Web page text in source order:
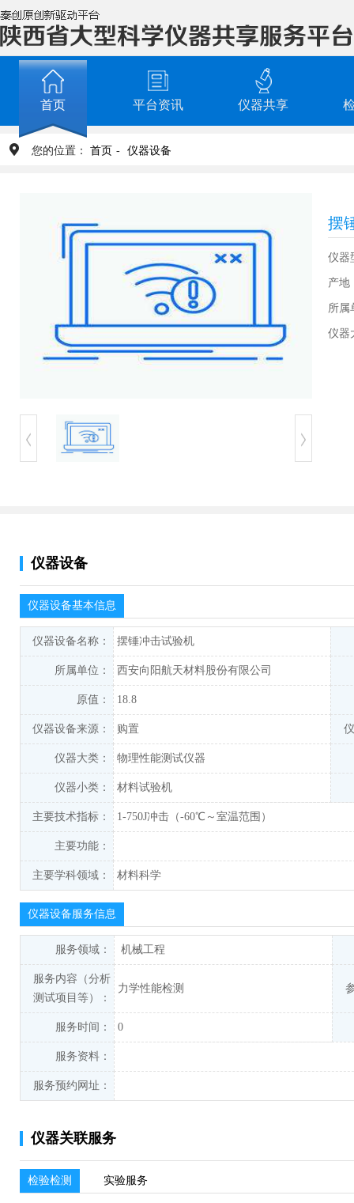
首页 平台资讯 仪器共享
您的位置： 首页 - 仪器设备
摆
仪器
产地
所属
仪器
仪器设备
仪器设备基本信息
仪器设备名称： 摆锤冲击试验机
所属单位： 西安向阳航天材料股份有限公司
原值： 18.8
仪器设备来源： 购置
仪器大类： 物理性能测试仪器
仪器小类： 材料试验机
主要技术指标： 1-750J冲击（-60℃～室温范围）
主要功能：
主要学科领域： 材料科学
仪器设备服务信息
服务领域： 机械工程
服务内容（分析
测试项目等）：
力学性能检测
服务时间： 0
服务资料：
服务预约网址：
仪器关联服务
检验检测 实验服务